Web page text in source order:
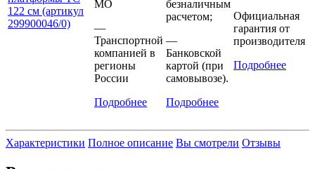
МО
—
Транспортной
компанией в
регионы
России
Подробнее
безналичным
расчетом;
—
Банковской
картой (при
самовывозе).
Подробнее
Официальная
гарантия от
производителя
Подробнее
Характеристики Полное описание Вы смотрели Отзывы